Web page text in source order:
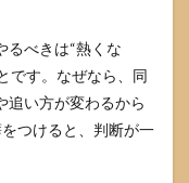
るべきは“熱くな
です。なぜなら、同
追い方が変わるから
つけると、判断が一